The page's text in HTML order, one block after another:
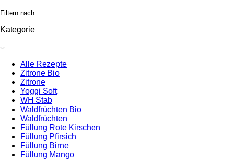
Filtern nach
Kategorie
Alle Rezepte
Zitrone Bio
Zitrone
Yoggi Soft
WH Stab
Waldfrüchten Bio
Waldfrüchten
Füllung Rote Kirschen
Füllung Pfirsich
Füllung Birne
Füllung Mango